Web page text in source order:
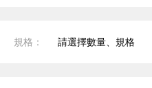
規格： 請選擇數量、規格